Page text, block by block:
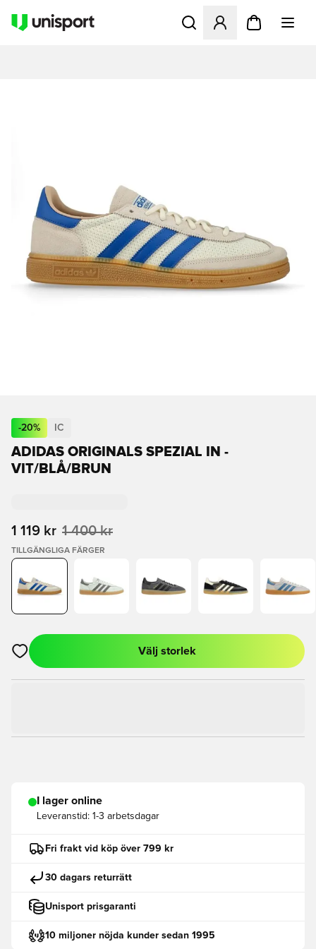
Öppnar en Modal för att
-20% IC
ADIDAS ORIGINALS SPEZIAL IN -
VIT/BLÅ/BRUN
1 119 kr 1 400 kr
TILLGÄNGLIGA FÄRGER
Öppnar en Modal för att logga in eller registrera dig som
Välj storlek
I lager online
Leveranstid: 1-3 arbetsdagar
Fri frakt vid köp över 799 kr
30 dagars returrätt
Unisport prisgaranti
10 miljoner nöjda kunder sedan 1995